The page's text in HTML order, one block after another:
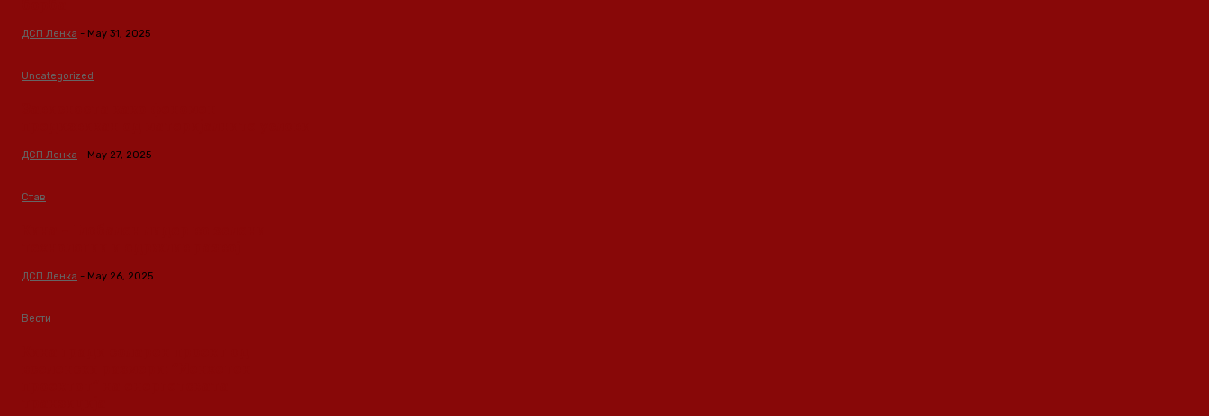
ДСП Ленка - May 31, 2025
Uncategorized
ДСП Ленка - May 27, 2025
Став
ДСП Ленка - May 26, 2025
Вести